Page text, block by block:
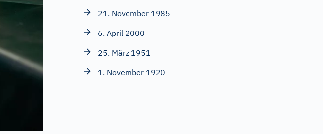
21. November 1985
6. April 2000
25. März 1951
1. November 1920